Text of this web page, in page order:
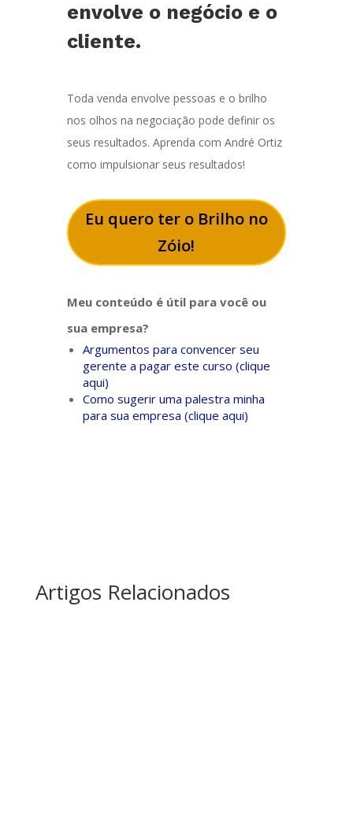
envolve o negócio e o
cliente.
Toda venda envolve pessoas e o brilho
nos olhos na negociação pode definir os
seus resultados. Aprenda com André Ortiz
como impulsionar seus resultados!
Eu quero ter o Brilho no
Zóio!
Meu conteúdo é útil para você ou
sua empresa?
Argumentos para convencer seu
gerente a pagar este curso (clique
aqui)
Como sugerir uma palestra minha
para sua empresa (clique aqui)
Artigos Relacionados